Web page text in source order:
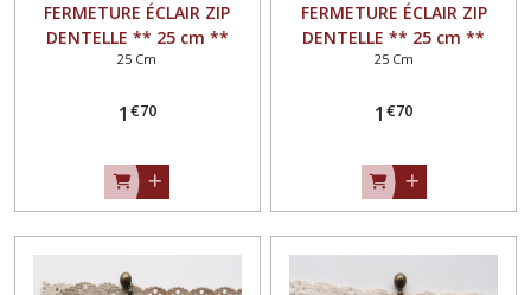
FERMETURE ÉCLAIR ZIP
DENTELLE ** 25 cm **
JAUNE ORANGE - Non
25 Cm
1 €70
FERMETURE ÉCLAIR ZIP
DENTELLE ** 25 cm **
MARRON - Non séparable
25 Cm
1 €70